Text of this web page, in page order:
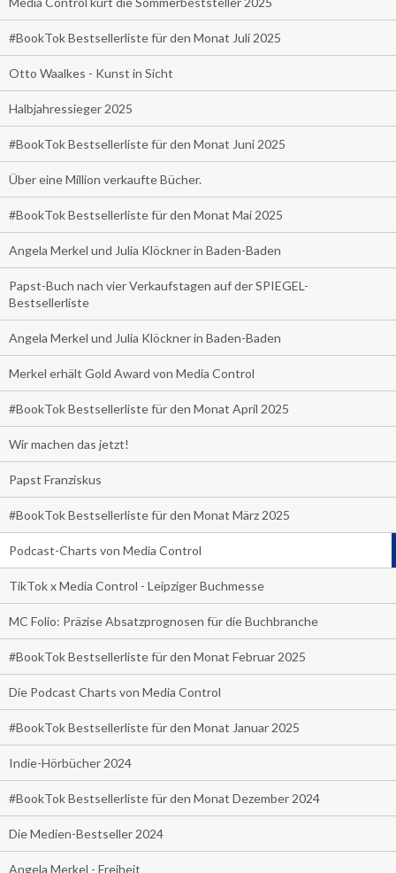
#BookTok Bestsellerliste für den Monat Juli 2025
Otto Waalkes - Kunst in Sicht
Halbjahressieger 2025
#BookTok Bestsellerliste für den Monat Juni 2025
Über eine Million verkaufte Bücher.
#BookTok Bestsellerliste für den Monat Mai 2025
Angela Merkel und Julia Klöckner in Baden-Baden
Papst-Buch nach vier Verkaufstagen auf der SPIEGEL-
Bestsellerliste
Angela Merkel und Julia Klöckner in Baden-Baden
Merkel erhält Gold Award von Media Control
#BookTok Bestsellerliste für den Monat April 2025
Wir machen das jetzt!
Papst Franziskus
#BookTok Bestsellerliste für den Monat März 2025
Podcast-Charts von Media Control
TikTok x Media Control - Leipziger Buchmesse
MC Folio: Präzise Absatzprognosen für die Buchbranche
#BookTok Bestsellerliste für den Monat Februar 2025
Die Podcast Charts von Media Control
#BookTok Bestsellerliste für den Monat Januar 2025
Indie-Hörbücher 2024
#BookTok Bestsellerliste für den Monat Dezember 2024
Die Medien-Bestseller 2024
Angela Merkel - Freiheit